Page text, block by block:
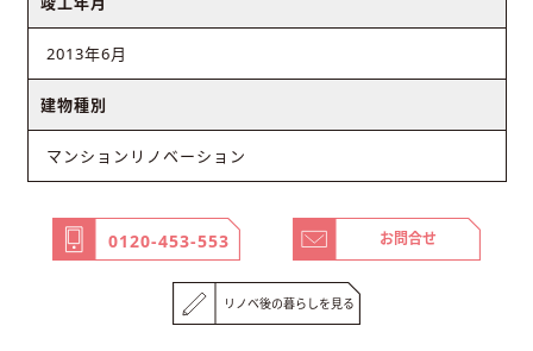
2013年6月
建物種別
マンションリノベーション
0120-453-553 お問合せ
リノベ後の暮らしを見る